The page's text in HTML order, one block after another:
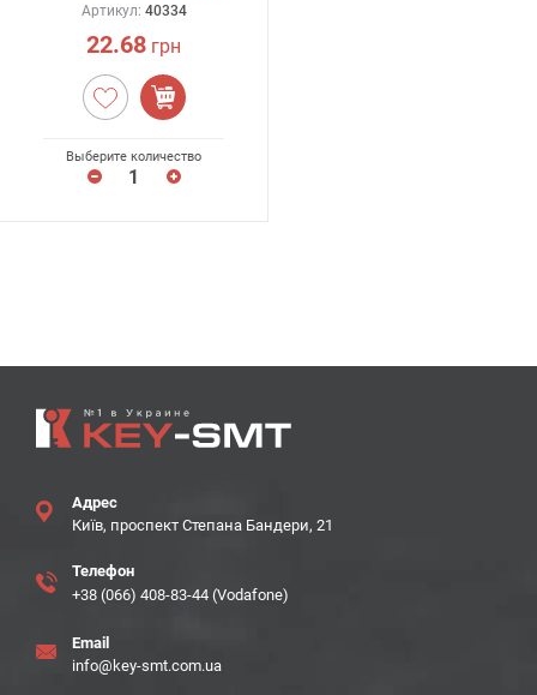
Артикул: 40334
22.68 грн
Выберите количество
Адрес
Київ, проспект Степана Бандери, 21
Телефон
+38 (066) 408-83-44 (Vodafone)
Email
info@key-smt.com.ua